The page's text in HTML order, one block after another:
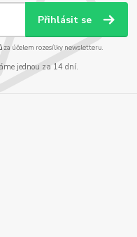
Přihlásit se
za účelem rozesílky newsletteru.
jednou za 14 dní.